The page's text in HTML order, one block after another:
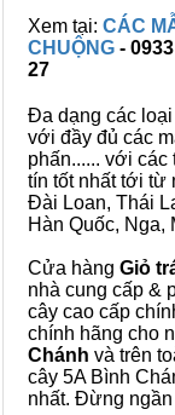
Xem tại: CÁC
CHUỘNG -
27
Đa dạng các
với đầy đủ các
phấn...... với
tín tốt nhất tới từ
Đài Loan, Thái
Hàn Quốc, Nga,
Cửa hàng Giỏ
nhà cung cấp &
cây cao cấp
chính hãng cho
Chánh và trên
cây 5A Bình
nhất. Đừng